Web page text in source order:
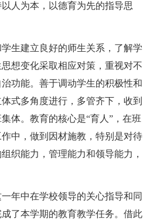
人为本，以德育为先的指导思
生建立良好的师生关系，了解学
想变化采取相应对策，重视对不
功能。善于调动学生的积极性和
式多角度进行，多管齐下，收到
体。教育的核心是“育人”，在班
中，做到因材施教，特别是对待
织能力，管理能力和领导能力，
年中在学校领导的关心指导和同
了本学期的教育教学任务。借此